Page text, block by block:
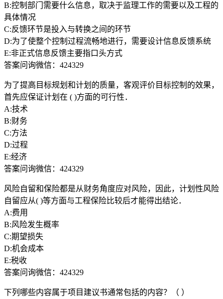
B:控制部门需要什么信息，取决于监理工作的需要以及工程的
具体情况
C:反馈环节是投入与转换之间的环节
D:为了使整个控制过程流畅地进行，需要设计信息反馈系统
E:非正式信息反馈主要指口头方式
答案问询微信：424329
为了提高目标规划和计划的质量，客观评价目标控制的效果，
首先应保证计划在 ( )方面的可行性．
A:技术
B:财务
C:方法
D:过程
E:经济
答案问询微信：424329
风险自留和保险都是从财务角度应对风险，因此，计划性风险
自留应从( )等方面与工程保险比较后才能得出结论．
A:费用
B:风险发生概率
C:期望损失
D:机会成本
E:税收
答案问询微信：424329
下列哪些内容属于项目建议书通常包括的内容？（ ）